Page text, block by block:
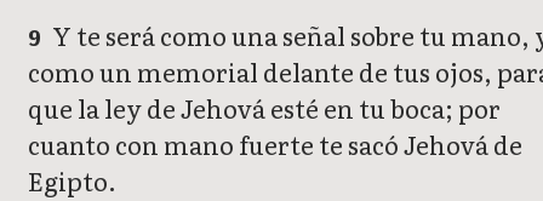
9 Y te será como una señal sobre tu mano,
como un memorial delante de tus ojos,
que la ley de Jehová esté en tu boca; por
cuanto con mano fuerte te sacó Jehová de
Egipto.